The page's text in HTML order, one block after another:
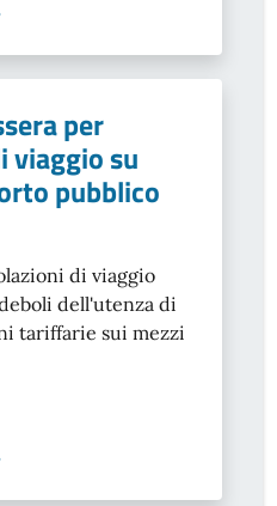
per
viaggio su
pubblico
di viaggio
dell'utenza di
tariffarie sui mezzi